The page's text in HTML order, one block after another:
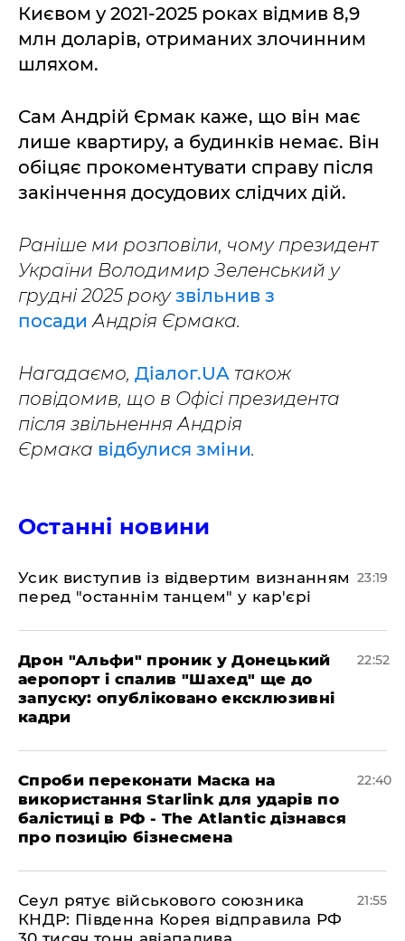
Києвом у 2021-2025 роках відмив 8,9
млн доларів, отриманих злочинним
шляхом.
Сам Андрій Єрмак каже, що він має
лише квартиру, а будинків немає. Він
обіцяє прокоментувати справу після
закінчення досудових слідчих дій.
Раніше ми розповіли, чому президент
України Володимир Зеленський у
грудні 2025 рокузвільнив з
посади Андрія Єрмака.
Нагадаємо, Діалог.UA також
повідомив, що в Офісі президента
після звільнення Андрія
Єрмака відбулися зміни.
Останні новини
​Усик виступив із відвертим визнанням
перед "останнім танцем" у кар'єрі
23:19
​Дрон "Альфи" проник у Донецький
аеропорт і спалив "Шахед" ще до
запуску: опубліковано ексклюзивні
кадри
22:52
​Спроби переконати Маска на
використання Starlink для ударів по
балістиці в РФ - The Atlantic дізнався
про позицію бізнесмена
22:40
​Сеул рятує військового союзника
КНДР: Південна Корея відправила РФ
21:55